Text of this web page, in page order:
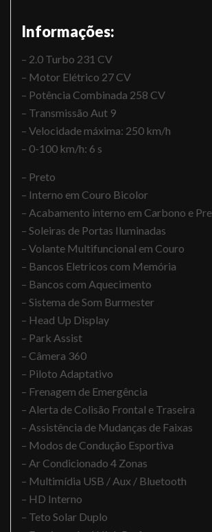
Informações:
– 2.0 Turbo 231 CV
– Motor Elétrico 27 CV
– Potência Combinada 258 CV
– Transmissão Aut 9
– Velocidade máxima: 250 km/h
– 0-100 km/h: 6 s
– Preto
– Interno em Couro Bicolor
– Acabamento interno em Carbono e
– Soleiras de Portas Iluminadas
– Volante Multifuncional em Couro
– Bancos Eletricos com Memória
– Bancos com Aquecimento
– Sistema de Som Burmester
– Head Up Display
– Park Assist
– Câmera 360
– Piloto Adaptativo
– Frenagem de Emergência
– Alerta de Colisão Frontal e Traseira
– Assistência de Mudanças de Faixas
– Modos de Condução Esportiva
– Ar Condicionado 4 Zonas
– Multimídia USB / Aux / Bluetooth
– HD Interno
– Teto Solar Duplo